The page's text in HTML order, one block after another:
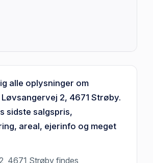
alle oplysninger om
2, 4671 Strøby.
sidste salgspris,
areal, ejerinfo og meget
4671 Strøby findes